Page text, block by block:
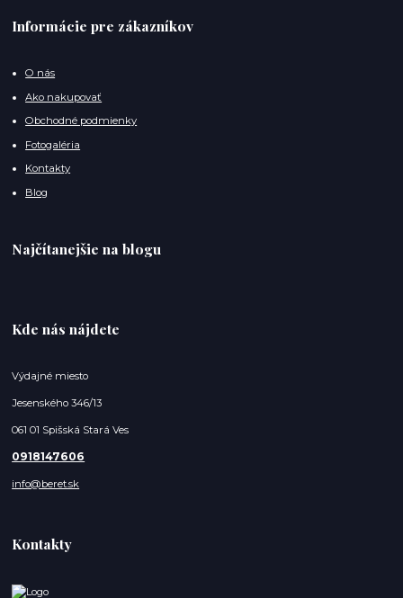
Informácie pre zákazníkov
O nás
Ako nakupovať
Obchodné podmienky
Fotogaléria
Kontakty
Blog
Najčítanejšie na blogu
Kde nás nájdete
Výdajné miesto
Jesenského 346/13
061 01 Spišská Stará Ves
0918147606
info@beret.sk
Kontakty